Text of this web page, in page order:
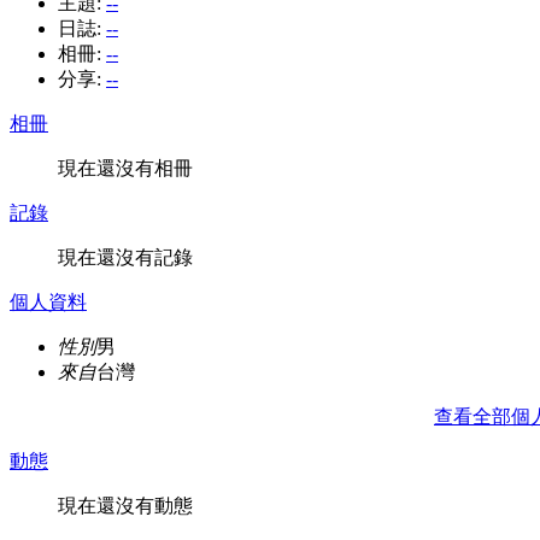
日誌: --
相冊: --
分享: --
相冊
現在還沒有相冊
記錄
現在還沒有記錄
個人資料
性別男
來自台灣
查看全部個
動態
現在還沒有動態